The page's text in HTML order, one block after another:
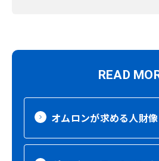
READ
オムロンが求める人財像